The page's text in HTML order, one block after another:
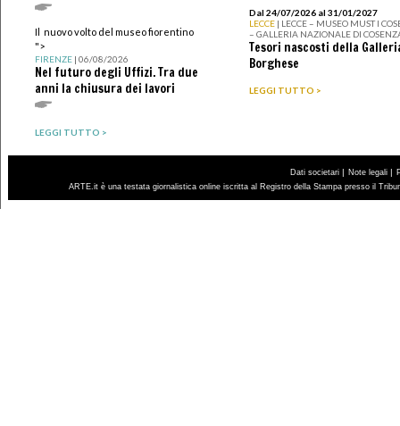
Il nuovo volto del museo fiorentino
">
FIRENZE| 06/08/2026
Nel futuro degli Uffizi. Tra due
anni la chiusura dei lavori
LEGGI TUTTO >
Dal 24/07/2026 al 31/01/2027
LECCE | LECCE – MUSEO MUST I
– GALLERIA NAZIONALE DI
Tesori nascosti della
Borghese
LEGGI TUTTO >
Dati societari | Note legali |
ARTE.it è una testata giornalistica online iscritta al Registro della Stampa presso il